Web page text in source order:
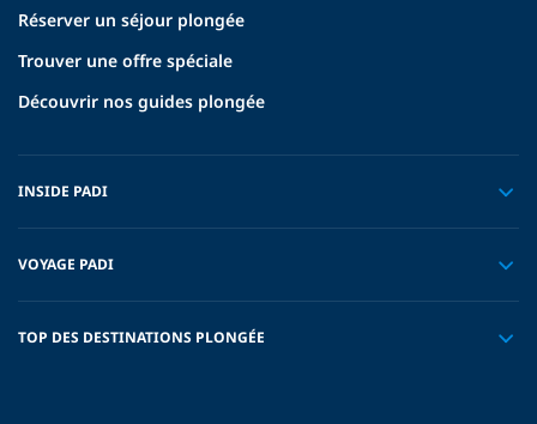
Réserver un séjour plongée
Trouver une offre spéciale
Découvrir nos guides plongée
INSIDE PADI
VOYAGE PADI
TOP DES DESTINATIONS PLONGÉE